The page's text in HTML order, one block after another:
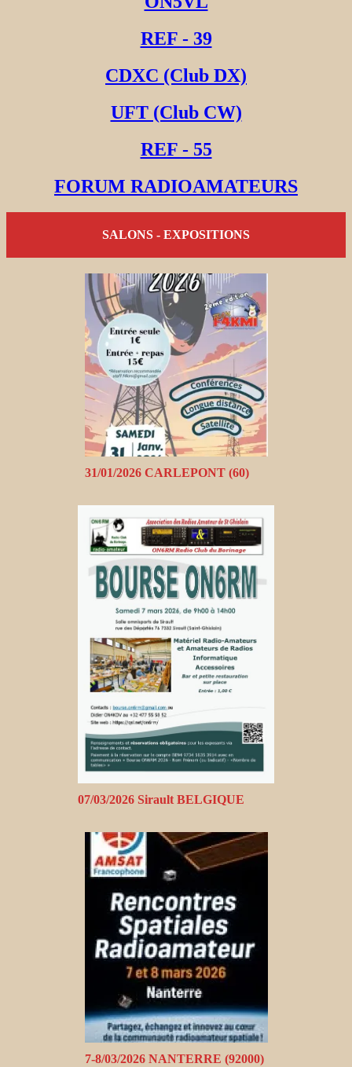
REF - 39
CDXC (Club DX)
UFT (Club CW)
REF - 55
FORUM RADIOAMATEURS
SALONS - EXPOSITIONS
31/01/2026 CARLEPONT (60)
07/03/2026 Sirault BELGIQUE
7-8/03/2026 NANTERRE (92000)